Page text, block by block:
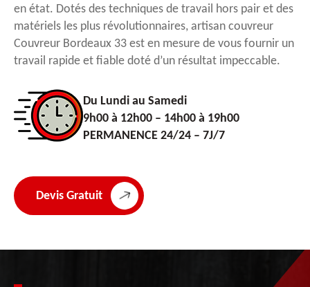
en état. Dotés des techniques de travail hors pair et des
matériels les plus révolutionnaires, artisan couvreur
Couvreur Bordeaux 33 est en mesure de vous fournir un
travail rapide et fiable doté d’un résultat impeccable.
Du Lundi au Samedi
9h00 à 12h00 – 14h00 à 19h00
PERMANENCE 24/24 – 7J/7
Devis Gratuit